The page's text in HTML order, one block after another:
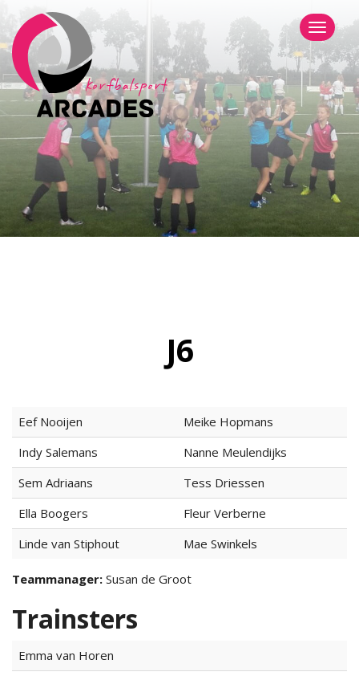
Menu
J6
Eef Nooijen
Meike Hopmans
Indy Salemans
Nanne Meulendijks
Sem Adriaans
Tess Driessen
Ella Boogers
Fleur Verberne
Linde van Stiphout
Mae Swinkels
Teammanager: Susan de Groot
Trainsters
Emma van Horen